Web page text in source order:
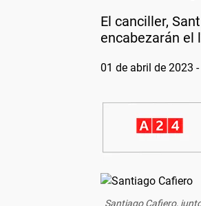
El canciller,
encabezarán el
01 de abril de 2023
Santiago Cafiero,